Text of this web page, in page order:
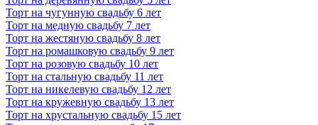
Торт на чугунную свадьбу 6 лет
Торт на медную свадьбу 7 лет
Торт на жестяную свадьбу 8 лет
Торт на ромашковую свадьбу 9 лет
Торт на розовую свадьбу 10 лет
Торт на стальную свадьбу 11 лет
Торт на никелевую свадьбу 12 лет
Торт на кружевную свадьбу 13 лет
Торт на хрустальную свадьбу 15 лет